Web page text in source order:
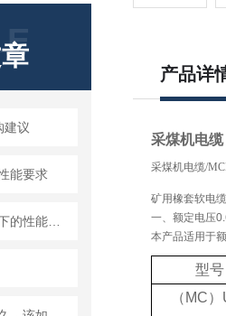
建议
能要求
产品详
采煤机电
采煤机电缆/
矿用橡套软电缆
一、额定电压
本产品适用于
型号
（MC